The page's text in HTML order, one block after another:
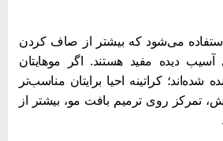
می‌شود که بیشتر از صاف کردن
دیده مفید هستند. اگر موهایتان
کراتینه احیا برایتان مناسب‌تر
روی ترمیم بافت مو، بیشتر از